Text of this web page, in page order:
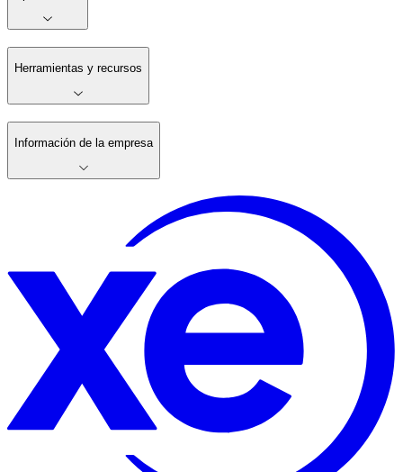
Herramientas y recursos
Información de la empresa